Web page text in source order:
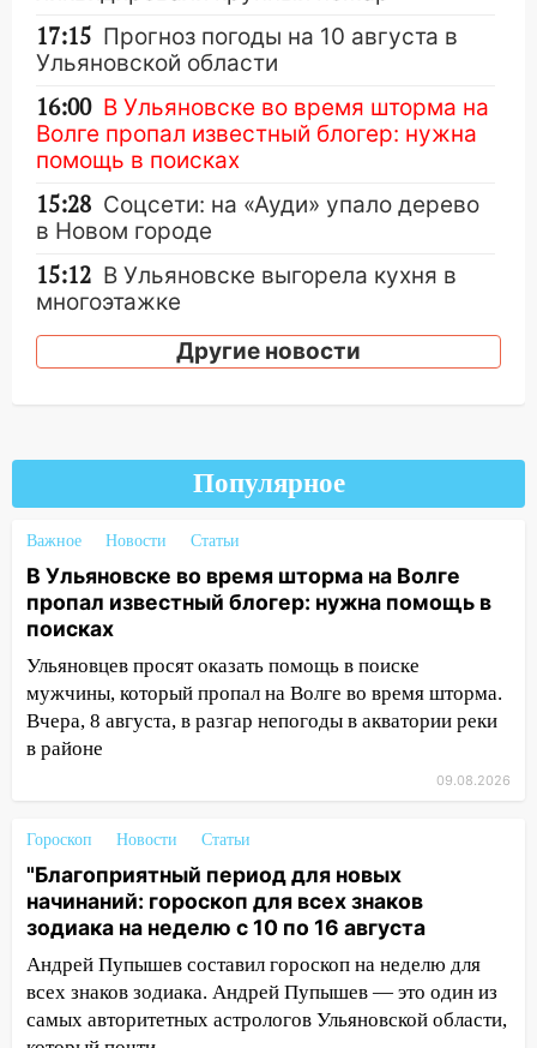
17:15 Прогноз погоды на 10 августа в
Ульяновской области
16:00 В Ульяновске во время шторма на
Волге пропал известный блогер: нужна
помощь в поисках
15:28 Соцсети: на «Ауди» упало дерево
в Новом городе
15:12 В Ульяновске выгорела кухня в
многоэтажке
14:18
Гинеколог рассказала о том, с
какими сложностями сталкиваются
Люксембург дерево упало на
13:00
«Благоприятный период для
новых начинаний: гороскоп для всех
знаков зодиака на неделю с 10 по 16
августа
13:00 На проспекте Тюленева в
Ульяновске образовалось «море»
12:57 В Ульяновской области ожидается
крупный град
августа: список АЗС
11:55 Соцсети: светофор упал на
машину во время сильного ливня в
Ульяновске
11:00 В Ульяновской области люди в
СНТ сидят без света
Другие новости
Популярное
Важное Новости Статьи
В Ульяновске во время шторма на Волге
пропал известный блогер: нужна помощь в
поисках
Ульяновцев просят оказать помощь в поиске
мужчины, который пропал на Волге во время шторма.
Вчера, 8 августа, в разгар непогоды в акватории реки
в районе
09.08.2026
Гороскоп Новости Статьи
"Благоприятный период для новых
начинаний: гороскоп для всех знаков
зодиака на неделю с 10 по 16 августа
Андрей Пупышев составил гороскоп на неделю для
всех знаков зодиака. Андрей Пупышев — это один из
самых авторитетных астрологов Ульяновской области,